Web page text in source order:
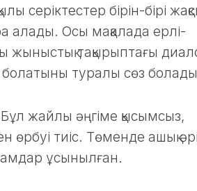
бірін-бірі
алады. Осы мақалада ерлі-
жыныстық тақырыптағы
болатыны туралы сөз
жайлы әңгіме қысымсыз,
өрбуі тиіс. Төменде ашық әрі
ұсынылған.